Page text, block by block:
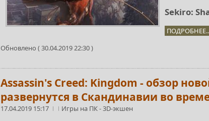
Sekiro:
Обновлено ( 30.04.2019 22:30 )
Assassin's Creed: Kingdom - обзор
развернутся в Скандинавии во
17.04.2019 15:17 Игры на ПК- 3D-экшен